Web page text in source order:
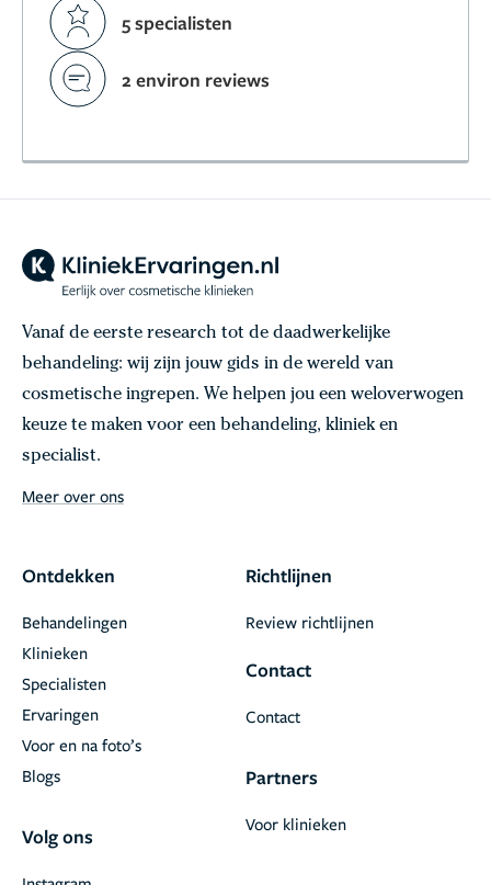
5 specialisten
2 environ reviews
Vanaf de eerste research tot de daadwerkelijke
behandeling: wij zijn jouw gids in de wereld van
cosmetische ingrepen. We helpen jou een weloverwogen
keuze te maken voor een behandeling, kliniek en
specialist.
Meer over ons
Ontdekken
Behandelingen
Klinieken
Specialisten
Ervaringen
Voor en na foto’s
Blogs
Volg ons
Richtlijnen
Review richtlijnen
Contact
Contact
Partners
Voor klinieken